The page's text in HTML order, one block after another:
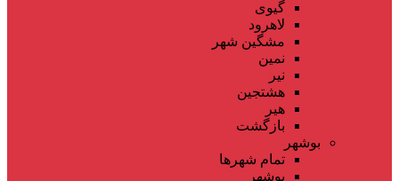
گیوی
لاهرود
مشگین شهر
نمین
نیر
هشتجین
هیر
بازگشت
بوشهر
تمام شهر‌ها
بوشهر